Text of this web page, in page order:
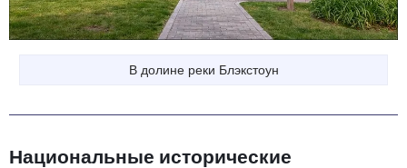
В долине реки Блэкстоун
Национальные исторические